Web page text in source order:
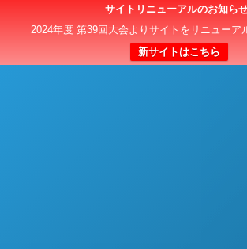
サイトリニューアルのお知ら
2024年度 第39回大会よりサイトをリニューア
新サイトはこちら
日本クラブユースサッカー選手権